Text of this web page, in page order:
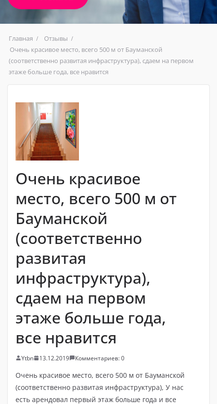
Главная
Отзывы
Очень красивое место, всего 500 м от Бауманской
(соответственно развитая инфраструктура), сдаем на первом
этаже больше года, все нравится
Очень красивое
место, всего 500 м от
Бауманской
(соответственно
развитая
инфраструктура),
сдаем на первом
этаже больше года,
все нравится
Ytbn 13.12.2019 Комментариев: 0
Очень красивое место, всего 500 м от Бауманской
(соответственно развитая инфраструктура), У нас
есть арендовал первый этаж больше года и все